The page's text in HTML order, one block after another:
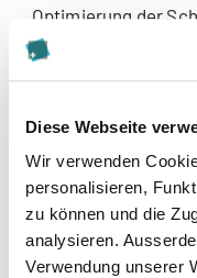
Diese Webseite
Wir verwenden
personalisieren,
zu können und die
analysieren.
Verwendung unserer
Optimierung der
Projektdauer
August 2015 – Juli
Projektleitung
Prof. Dr. Felix